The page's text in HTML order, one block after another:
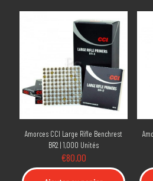
Amorces CCI Large Rifle Benchrest
BR2 | 1,000 Unités
€80.00